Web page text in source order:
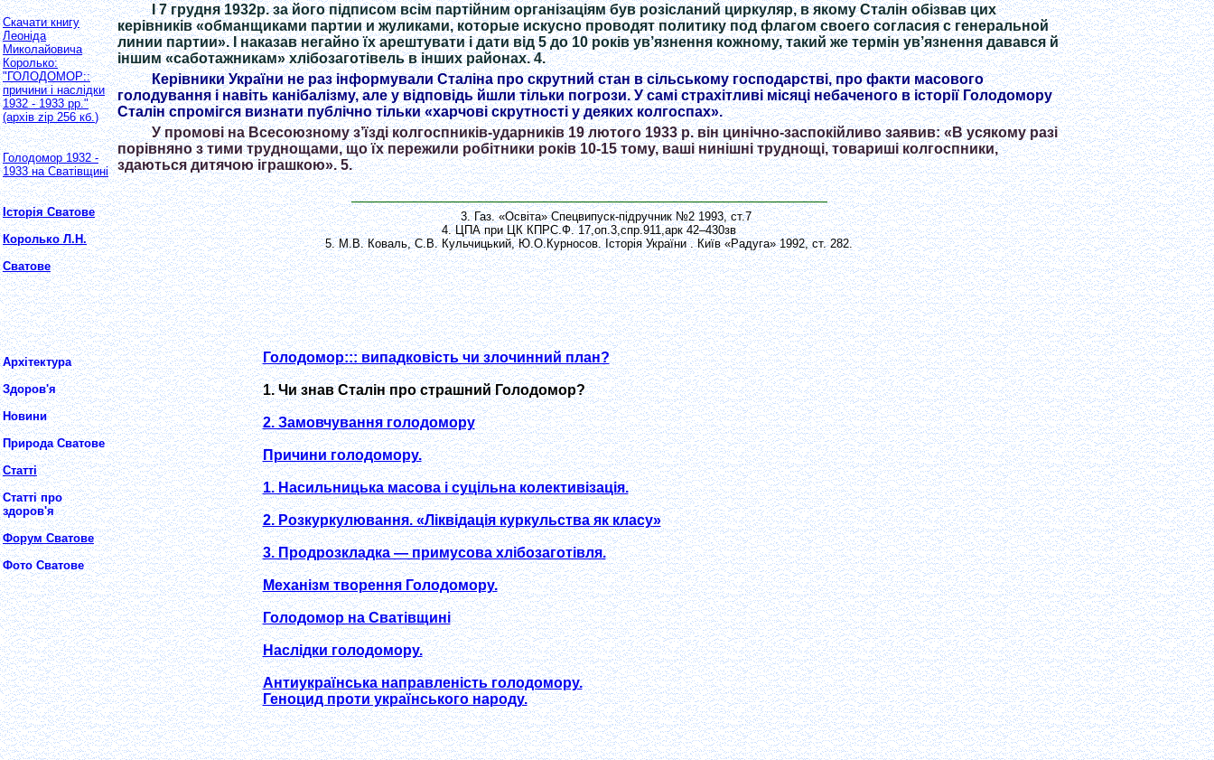
Скачати книгу
Леоніда
Миколайовича
Королько:
"ГОЛОДОМОР::
причини і наслідки
1932 - 1933 рр."
(архівzip 256кб.)
Голодомор 1932 -
1933 на Сватівщині
Історія Сватове
Королько Л.Н.
Сватове
Архітектура
Здоров'я
Новини
Природа Сватове
Статті
Статті про
здоров'я
Форум Сватове
Фото Сватове
І 7 грудня 1932р. за його підписом всім партійним організаціям був розісланий циркуляр, в якому Сталін обізвав цих
керівників «обманщиками партии и жуликами, которые искусно проводят политику под флагом своего согласия с генеральной
линии партии». І наказав негайно їх арештувати і дати від 5 до 10 років ув’язнення кожному, такий же термін ув’язнення давався й
іншим «саботажникам» хлібозаготівель в інших районах. 4.
Керівники України не раз інформували Сталіна про скрутний стан в сільському господарстві, про факти масового
голодування і навіть канібалізму, але у відповідь йшли тільки погрози. У самі страхітливі місяці небаченого в історії Голодомору
Сталін спромігся визнати публічно тільки «харчові скрутності у деяких колгоспах».
У промові на Всесоюзному з’їзді колгоспників-ударників 19 лютого 1933 р. він цинічно-заспокійливо заявив: «В усякому разі
порівняно з тими труднощами, що їх пережили робітники років 10-15 тому, ваші нинішні труднощі, товариші колгоспники,
здаються дитячою іграшкою». 5.
3. Газ. «Освіта» Спецвипуск-підручник №2 1993, ст.7
4. ЦПА при ЦК КПРС.Ф. 17,оп.3,спр.911,арк 42–430зв
5. М.В. Коваль, С.В. Кульчицький, Ю.О.Курносов. Історія України . Київ «Радуга» 1992, ст. 282.
Голодомор::: випадковість чи злочинний план?
1. Чи знав Сталін про страшний Голодомор?
2. Замовчування голодомору
Причини голодомору.
1. Насильницька масова і суцільна колективізація.
2. Розкуркулювання. «Ліквідація куркульства як класу»
3. Продрозкладка — примусова хлібозаготівля.
Механізм творення Голодомору.
Голодомор на Сватiвщинi
Наслідки голодомору.
Антиукраїнська направленість голодомору.
Геноцид проти українського народу.